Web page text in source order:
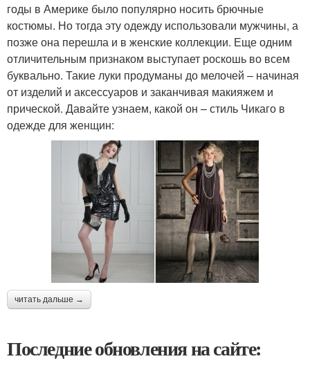
годы в Америке было популярно носить брючные
костюмы. Но тогда эту одежду использовали мужчины, а
позже она перешла и в женские коллекции. Еще одним
отличительным признаком выступает роскошь во всем
буквально. Такие луки продуманы до мелочей – начиная
от изделий и аксессуаров и заканчивая макияжем и
прической. Давайте узнаем, какой он – стиль Чикаго в
одежде для женщин:
читать дальше →
Последние обновления на сайте: